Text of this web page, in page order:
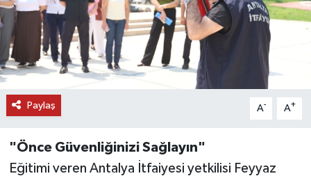
Paylaş A- A+
"Önce Güvenliğinizi Sağlayın"
Eğitimi veren Antalya İtfaiyesi yetkilisi Feyyaz
RÖPORTAJ
VİDEO HABERLER
YAZARLAR
MAGAZİN